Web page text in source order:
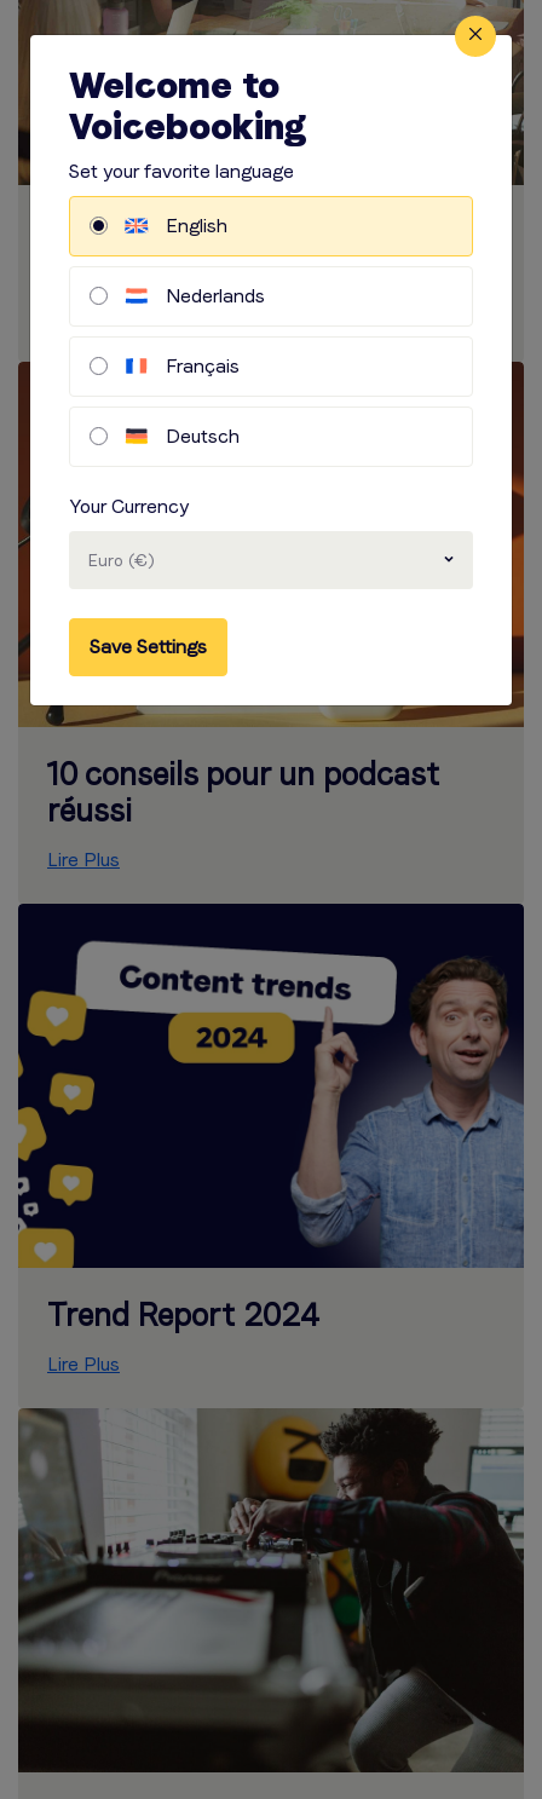
Pourquoi le ton de voix est
important pour les voix off
10 conseils pour un podcast
réussi
Lire Plus
Trend Report 2024
Lire Plus
Welcome to
Voicebooking
Set your favorite language
English
Nederlands
Français
Deutsch
Your Currency
Euro (€)
Save Settings